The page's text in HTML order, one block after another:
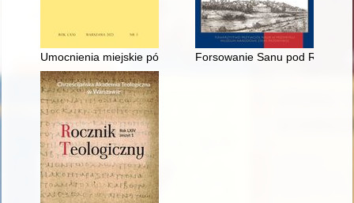
Umocnienia miejskie późnośredniowiecznego Kołobrzegu w
Forsowanie Sanu pod